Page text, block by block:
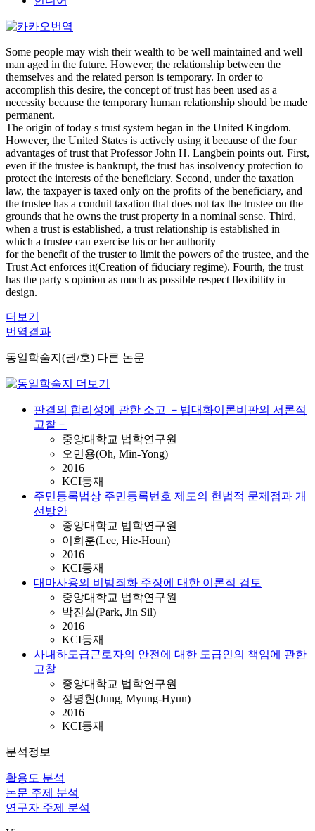
Some people may wish their wealth to be well maintained and well
man aged in the future. However, the relationship between the
themselves and the related person is temporary. In order to
accomplish this desire, the concept of trust has been used as a
necessity because the temporary human relationship should be made
permanent.
The origin of today s trust system began in the United Kingdom.
However, the United States is actively using it because of the four
advantages of trust that Professor John H. Langbein points out. First,
even if the trustee is bankrupt, the trust has insolvency protection to
protect the interests of the beneficiary. Second, under the taxation
law, the taxpayer is taxed only on the profits of the beneficiary, and
the trustee has a conduit taxation that does not tax the trustee on the
grounds that he owns the trust property in a nominal sense. Third,
when a trust is established, a trust relationship is established in
which a trustee can exercise his or her authority
for the benefit of the truster to limit the powers of the trustee, and the
Trust Act enforces it(Creation of fiduciary regime). Fourth, the trust
has the party s opinion as much as possible respect flexibility in
design.
더보기
번역결과
동일학술지(권/호) 다른 논문
판결의 합리성에 관한 소고 －법대화이론비판의 서론적
고찰－
중앙대학교 법학연구원
오민용(Oh, Min-Yong)
2016
KCI등재
주민등록법상 주민등록번호 제도의 헌법적 문제점과 개
선방안
중앙대학교 법학연구원
이희훈(Lee, Hie-Houn)
2016
KCI등재
대마사용의 비범죄화 주장에 대한 이론적 검토
중앙대학교 법학연구원
박진실(Park, Jin Sil)
2016
KCI등재
사내하도급근로자의 안전에 대한 도급인의 책임에 관한
고찰
중앙대학교 법학연구원
정명현(Jung, Myung-Hyun)
2016
KCI등재
분석정보
활용도 분석
논문 주제 분석
연구자 주제 분석